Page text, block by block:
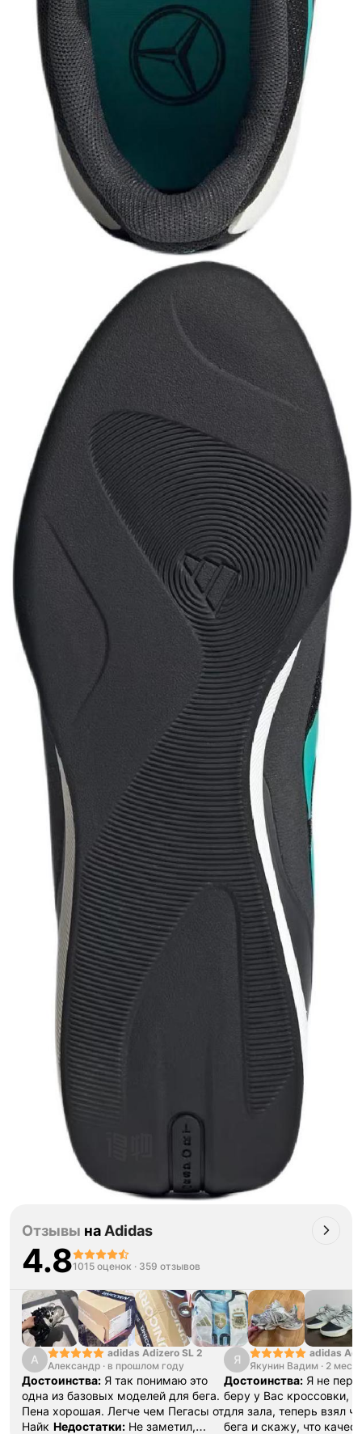
Отзывы на Adidas
4.81015 оценок · 359 отзывов
А
adidas Adizero SL 2
Александр · в прошлом году
Достоинства: Я так понимаю это
одна из базовых моделей для бега.
Пена хорошая. Легче чем Пегасы от
Найк Недостатки: Не заметил,
Я
adidas
13
Якунин Вадим · 2
Достоинства: Я не
беру у Вас кроссовки,
для зала, теперь взял
бега и скажу, что